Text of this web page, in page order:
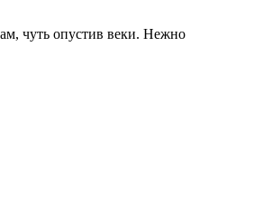
чуть опустив веки. Нежно